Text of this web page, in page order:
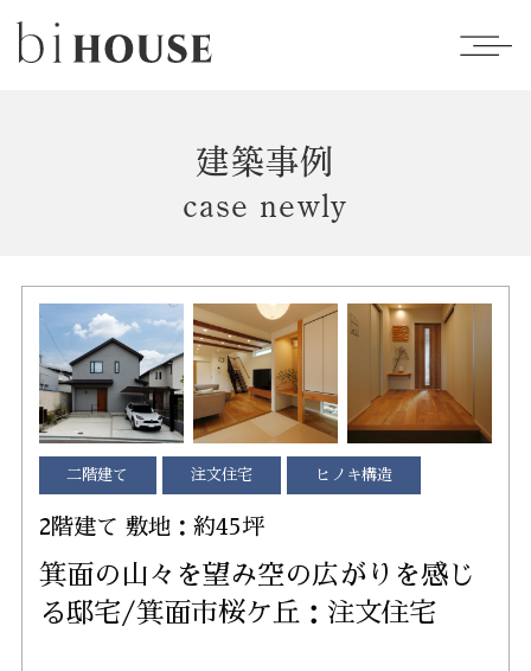
建築事例
case newly
二階建て 注文住宅 ヒノキ構造
2階建て 敷地：約45坪
箕面の山々を望み空の広がりを感じ
る邸宅/箕面市桜ケ丘：注文住宅